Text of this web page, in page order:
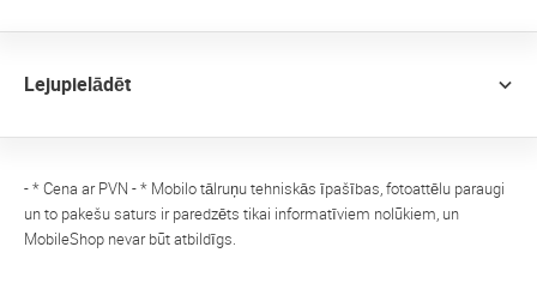
Lejupielādēt
- * Cena ar PVN - * Mobilo tālruņu tehniskās īpašības, fotoattēlu paraugi
un to pakešu saturs ir paredzēts tikai informatīviem nolūkiem, un
MobileShop nevar būt atbildīgs.